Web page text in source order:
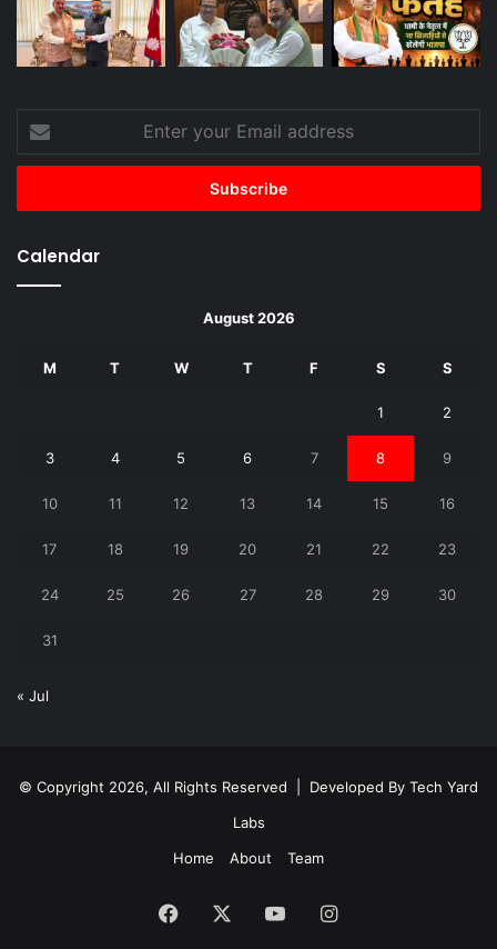
your
Email
Calendar
August 2026
M T W T F S S
1 2
3 4 5 6 7 8 9
10 11 12 13 14 15 16
17 18 19 20 21 22 23
24 25 26 27 28 29 30
31
« Jul
© Copyright 2026, All Rights Reserved | Developed By Tech Yard
Labs
Home
About Team
Facebook YouTubeInstagram